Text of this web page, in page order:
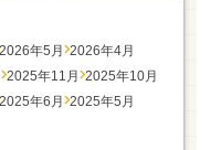
2026年5月 2026年4月
2025年11月 2025年10月
2025年6月 2025年5月